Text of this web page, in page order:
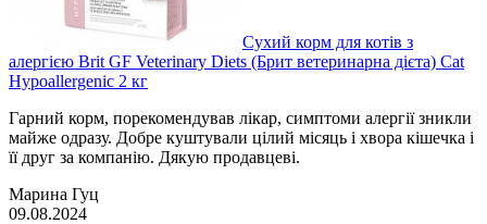
Сухий корм для котів з
алергією Brit GF Veterinary Diets (Брит ветеринарна дієта) Cat
Hypoallergenic 2 кг
Гарний корм, порекомендував лікар, симптоми алергії зникли
майже одразу. Добре куштували цілий місяць і хвора кішечка і
її друг за компанію. Дякую продавцеві.
Марина Гуц
09.08.2024